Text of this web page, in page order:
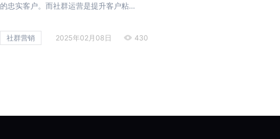
的忠实客户。而社群运营是提升客户粘...
社群营销 2025年02月08日 430